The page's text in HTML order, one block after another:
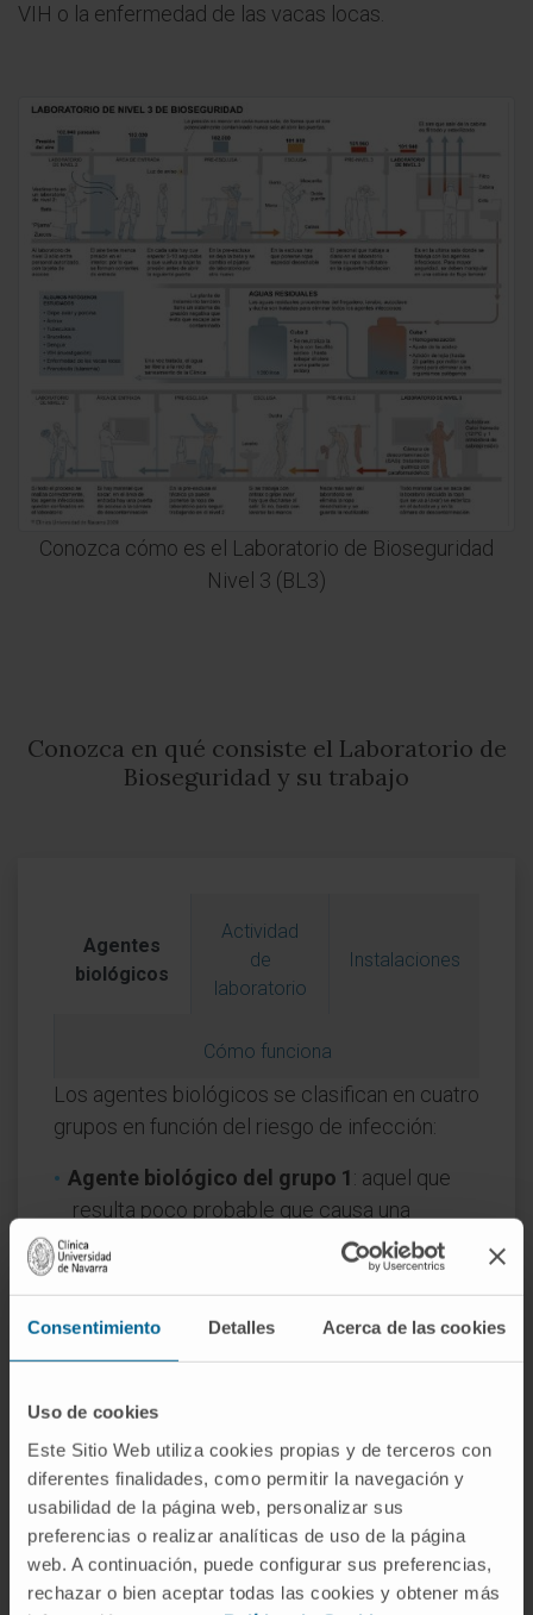
Consentimiento Detalles Acerca de las cookies
Uso de cookies
Este Sitio Web utiliza cookies propias y de terceros con
diferentes finalidades, como permitir la navegación y
usabilidad de la página web, personalizar sus
preferencias o realizar analíticas de uso de la página
web. A continuación, puede configurar sus preferencias,
rechazar o bien aceptar todas las cookies y obtener más
VIH o la enfermedad de las vacas locas.
Conozca cómo es el Laboratorio de Bioseguridad
Nivel 3 (BL3)
Conozca en qué consiste el Laboratorio de
Bioseguridad y su trabajo
Agentes
biológicos
Actividad
de
laboratorio
Instalaciones
Cómo funciona
Los agentes biológicos se clasifican en cuatro
grupos en función del riesgo de infección:
Agente biológico del grupo 1: aquel que
resulta poco probable que causa una
enfermedad en el hombre.
Agente biológico del grupo 2
: aquel que
y puede suponer un peligro para los
trabajadores, siendo poco probable que se
propague a la colectividad y existiendo
(preventivo) o tratamiento eficaz. Por ej.
agentes causantes de meningitis,
salmonelosis, etc.
Agente biológico del grupo 3: aquel que
puede causar una enfermedad grave en el